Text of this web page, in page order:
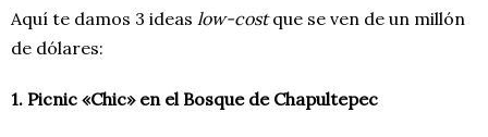
Aquí te damos 3 ideas low-costque se ven de un millón
de dólares:
1. Picnic «Chic» en el Bosque de Chapultepec